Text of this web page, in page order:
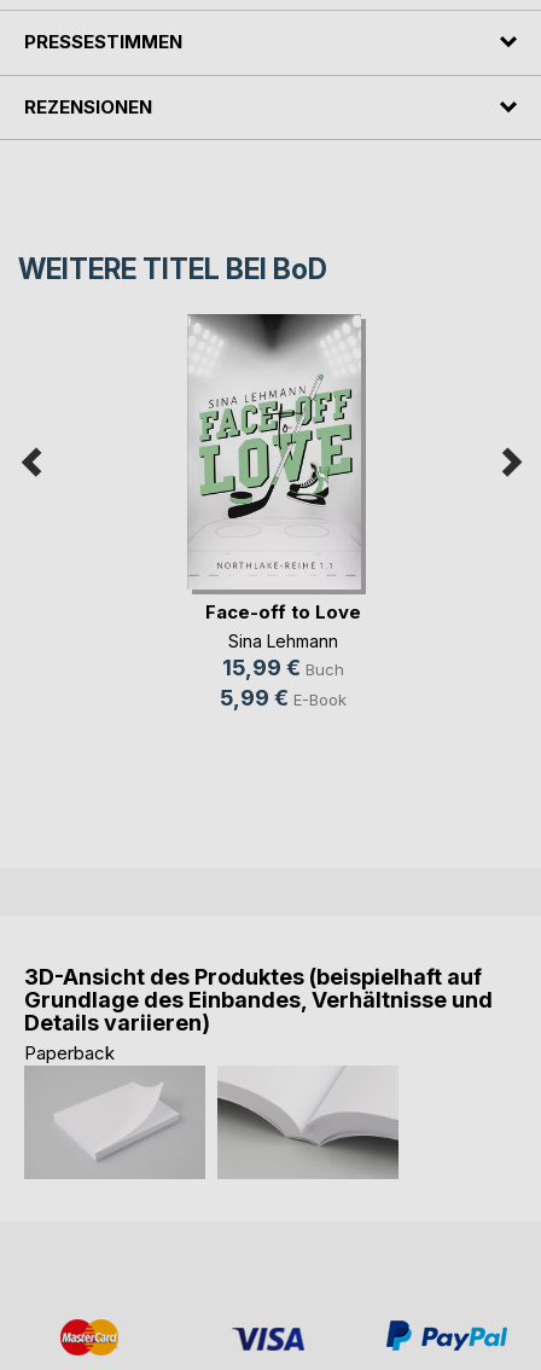
PRESSESTIMMEN
REZENSIONEN
WEITERE TITEL BEI BoD
Face-off to Love
Sina Lehmann
15,99 € Buch
5,99 € E-Book
3D-Ansicht des Produktes (beispielhaft auf
Grundlage des Einbandes, Verhältnisse und
Details variieren)
Paperback